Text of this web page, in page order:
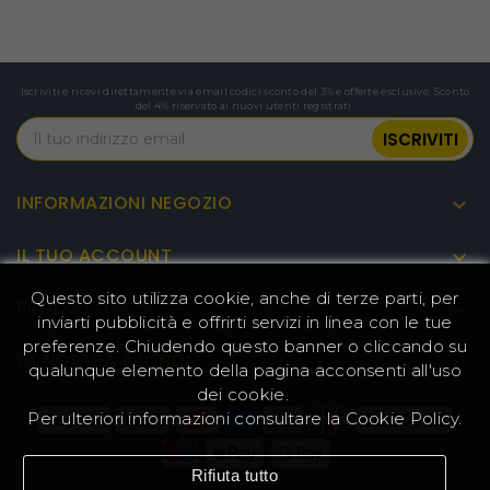
Generale
Colore: nero
01-Temperatura di
02-Occupazione
04-Potenza
05-Volume di
IL TUO ACCOUNT 
PRODOTTI 
LA NOSTRA AZIENDA 
INFORMAZIONI NEGOZIO 
Iscriviti e ricevi direttamente via email codici sconto del 3% e offerte esclusive. Sconto
del 4% riservato ai nuovi utenti registrati.
Questo sito utilizza cookie, anche di terze parti, per
inviarti pubblicità e offrirti servizi in linea con le tue
preferenze. Chiudendo questo banner o cliccando su
qualunque elemento della pagina acconsenti all'uso
dei cookie.
Per ulteriori informazioni consultare la Cookie Policy.
Rifiuta tutto